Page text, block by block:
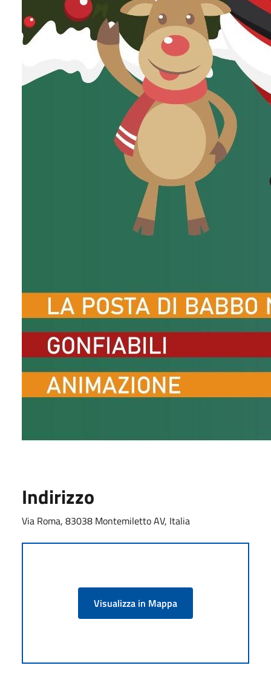
Indirizzo
Via Roma, 83038 Montemiletto AV, Italia
Visualizza in Mappa